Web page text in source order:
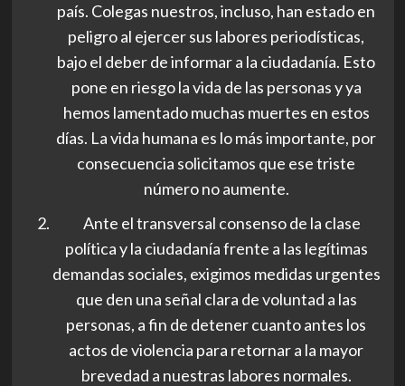
país. Colegas nuestros, incluso, han estado en
peligro al ejercer sus labores periodísticas,
bajo el deber de informar a la ciudadanía. Esto
pone en riesgo la vida de las personas y ya
hemos lamentado muchas muertes en estos
días. La vida humana es lo más importante, por
consecuencia solicitamos que ese triste
número no aumente.
Ante el transversal consenso de la clase
política y la ciudadanía frente a las legítimas
demandas sociales, exigimos medidas urgentes
que den una señal clara de voluntad a las
personas, a fin de detener cuanto antes los
actos de violencia para retornar a la mayor
brevedad a nuestras labores normales.